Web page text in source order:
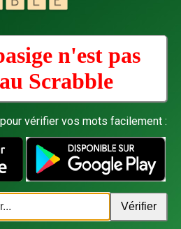
n'est pas
Scrabble
vérifier vos mots facilement :